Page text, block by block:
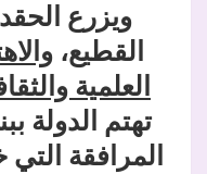
ويزرع
القطيع،
العلمية
تهتم الدولة
المرافقة